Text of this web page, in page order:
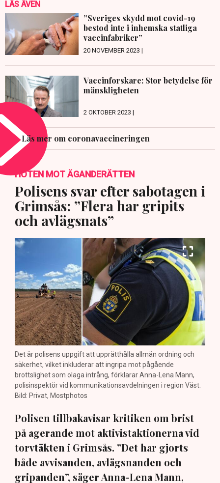
LÄS ÄVEN
”Sveriges skydd mot covid-19
bestod inte i inhemska statliga
vaccinfabriker”
20 NOVEMBER 2023 |
Vaccinforskare: Stor betydelse för
mänskligheten
2 OKTOBER 2023 |
Läs mer om coronavaccineringen
HOTEN MOT ÄGANDERÄTTEN
Polisens svar efter sabotagen i
Grimsås: ”Flera har gripits
och avlägsnats”
Det är polisens uppgift att upprätthålla allmän ordning och
säkerhet, vilket inkluderar att ingripa mot pågående
brottslighet som olaga intrång, förklarar Anna-Lena Mann,
polisinspektör vid kommunikationsavdelningen i region Väst.
Bild: Privat, Mostphotos
Polisen tillbakavisar kritiken om brist
på agerande mot aktivistaktionerna vid
torvtäkten i Grimsås. ”Det har gjorts
både avvisanden, avlägsnanden och
gripanden”, säger Anna-Lena Mann,